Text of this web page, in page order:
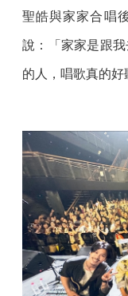
聖皓與家家合唱
說：「家家是跟
的人，唱歌真的好